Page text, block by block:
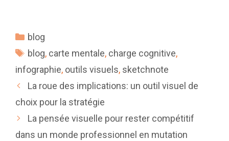
Catégories
blog
Étiquettes
blog, carte mentale, charge cognitive,
infographie, outils visuels, sketchnote
La roue des implications: un outil visuel de
choix pour la stratégie
La pensée visuelle pour rester compétitif
dans un monde professionnel en mutation